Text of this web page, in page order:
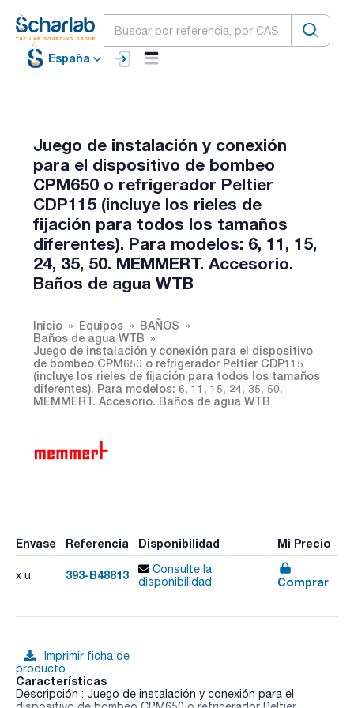
España
Juego de instalación y conexión
para el dispositivo de bombeo
CPM650 o refrigerador Peltier
CDP115 (incluye los rieles de
fijación para todos los tamaños
diferentes). Para modelos: 6, 11, 15,
24, 35, 50. MEMMERT. Accesorio.
Baños de agua WTB
Inicio Equipos
BAÑOS
Baños de agua WTB
Juego de instalación y conexión para el dispositivo
de bombeo CPM650 o refrigerador Peltier CDP115
(incluye los rieles de fijación para todos los tamaños
diferentes). Para modelos: 6, 11, 15, 24, 35, 50.
MEMMERT. Accesorio. Baños de agua WTB
Envase Referencia Disponibilidad Mi Precio
x u. 393-B48813
Consulte la
disponibilidad
Comprar
Imprimir ficha de
producto
Características
Descripción : Juego de instalación y conexión para el